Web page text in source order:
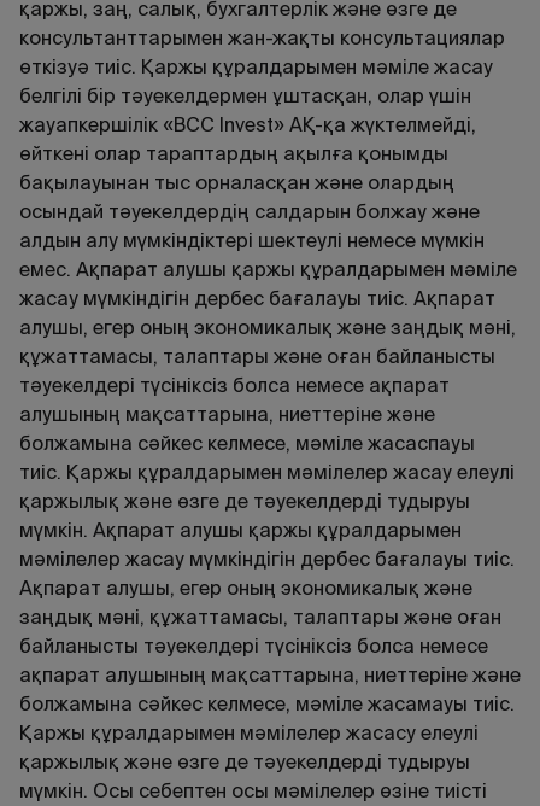
қаржы, заң, салық, бухгалтерлiк және өзге де
консультанттарымен жан-жақты консультациялар
өткiзуә тиіс. Қаржы құралдарымен мәміле жасау
белгілі бір тәуекелдермен ұштасқан, олар үшін
жауапкершілік «BCC Invest» АҚ-қа жүктелмейді,
өйткені олар тараптардың ақылға қонымды
бақылауынан тыс орналасқан және олардың
осындай тәуекелдердің салдарын болжау және
алдын алу мүмкіндіктері шектеулі немесе мүмкін
емес. Ақпарат алушы қаржы құралдарымен мәміле
жасау мүмкіндігін дербес бағалауы тиіс. Ақпарат
алушы, егер оның экономикалық және заңдық мәні,
құжаттамасы, талаптары және оған байланысты
тәуекелдері түсініксіз болса немесе ақпарат
алушының мақсаттарына, ниеттеріне және
болжамына сәйкес келмесе, мәміле жасаспауы
тиіс. Қаржы құралдарымен мәмілелер жасау елеулі
қаржылық және өзге де тәуекелдерді тудыруы
мүмкін. Ақпарат алушы қаржы құралдарымен
мәмілелер жасау мүмкіндігін дербес бағалауы тиіс.
Ақпарат алушы, егер оның экономикалық және
заңдық мәні, құжаттамасы, талаптары және оған
байланысты тәуекелдері түсініксіз болса немесе
ақпарат алушының мақсаттарына, ниеттеріне және
болжамына сәйкес келмесе, мәміле жасамауы тиіс.
Қаржы құралдарымен мәмілелер жасасу елеулі
қаржылық және өзге де тәуекелдерді тудыруы
мүмкін. Осы себептен осы мәмілелер өзіне тиісті